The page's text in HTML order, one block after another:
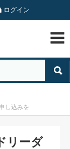
ログイン
し込みを
リーダ